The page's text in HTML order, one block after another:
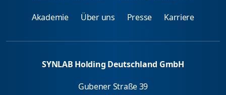
Akademie Über uns Presse Karriere
SYNLAB Holding Deutschland GmbH
Gubener Straße 39